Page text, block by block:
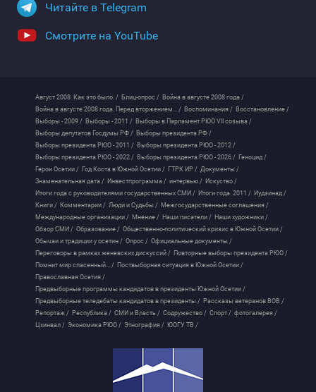
Читайте в Telegram
Смотрите на YouTube
Август 2008. Как это было. / Блиц-опрос / Война в августе 2008 года /
Война в августе 2008 года. Перед вторжением... / Воспоминания / Восстановление /
Выборы - 2009 / Выборы - 2011 / Выборы в Парламент РЮО VII созыва /
Выборы депутатов Госдумы РФ / Выборы президента РФ /
Выборы президента РЮО - 2011 / Выборы президента РЮО - 2012 /
Выборы президента РЮО - 2022 / Выборы президента РЮО - 2026 / Геноцид /
Герои Осетии / Год Коста в Южной Осетии / ГТРК ИР / Документы /
Знаменательная дата / Инвестпрограмма / интервью / Искуство /
Итоги года с руководителями государственных СМИ / Итоги года. 2011 / Иудзинад /
Книги / Комментарии / Люди и Судьбы / Межгосударственные соглашения /
Международные организации / Мнение / Наши писатели / Наши художники /
Обзор СМИ / Образование / Общественно-политический кризис в Южной Осетии /
Обычаи и традиции у осетин / Опрос / Официальные документы /
Переговоры в рамках женевских дискуссий / Повторные выборы президента РЮО /
Помнит мир спасенный... / Поствыборная ситуация в Южной Осетии /
Православная Осетия /
Предвыборные программы кандидатов в президенты Южной Осетии /
Предвыборные теледебаты кандидатов в президенты / Рассказы ветеранов ВОВ /
Репортаж / Республика / СМИ и Власть / Содружество / Спорт / фотогалерея /
Цхинвал / Экономика РЮО / Этнография / ЮОГУ ТВ /